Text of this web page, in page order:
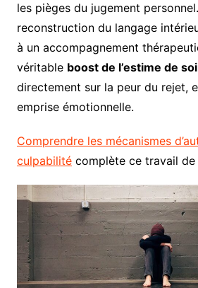
les pièges du jugement
reconstruction du langage
à un accompagnement
véritable boost de l’estime de soi
directement sur la peur du rejet,
emprise émotionnelle.
Comprendre les mécanismes
culpabilitécomplète ce travail de